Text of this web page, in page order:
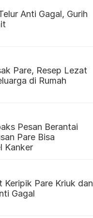
Anti Gagal, Gurih
Pare, Resep Lezat
di Rumah
Pesan Berantai
Pare Bisa
Kanker
Keripik Pare Kriuk dan
Gagal